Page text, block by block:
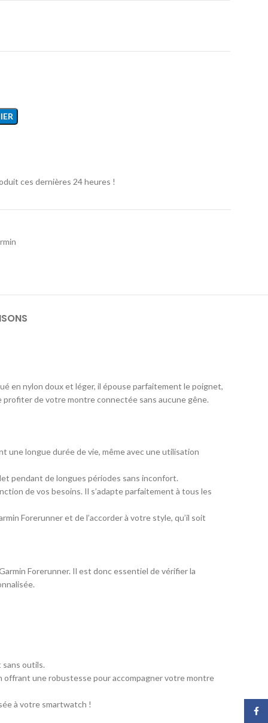
ces dernières 24 heures !
en nylon doux et léger, il épouse parfaitement le poignet,
de votre montre connectée sans aucune gêne.
une longue durée de vie, même avec une utilisation
pendant de longues périodes sans inconfort.
de vos besoins. Il s’adapte parfaitement à tous les
Forerunner et de l’accorder à votre style, qu’il soit
Forerunner. Il est donc essentiel de vérifier la
outils.
offrant une robustesse pour accompagner votre montre
à votre smartwatch !